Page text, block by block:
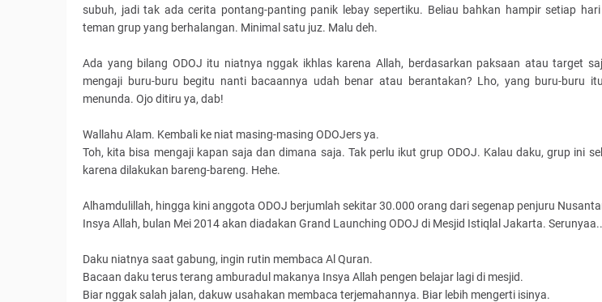
subuh, jadi tak ada cerita pontang-panting panik lebay sepertiku. Beliau bahkan hampir setiap
teman grup yang berhalangan. Minimal satu juz. Malu deh.
Ada yang bilang ODOJ itu niatnya nggak ikhlas karena Allah, berdasarkan paksaan atau target
mengaji buru-buru begitu nanti bacaannya udah benar atau berantakan? Lho, yang buru-buru
menunda. Ojo ditiru ya, dab!
Wallahu Alam. Kembali ke niat masing-masing ODOJers ya.
Toh, kita bisa mengaji kapan saja dan dimana saja. Tak perlu ikut grup ODOJ. Kalau daku, grup ini
karena dilakukan bareng-bareng. Hehe.
Alhamdulillah, hingga kini anggota ODOJ berjumlah sekitar 30.000 orang dari segenap penjuru
Insya Allah, bulan Mei 2014 akan diadakan Grand Launching ODOJ di Mesjid Istiqlal Jakarta.
Daku niatnya saat gabung, ingin rutin membaca Al Quran.
Bacaan daku terus terang amburadul makanya Insya Allah pengen belajar lagi di mesjid.
Biar nggak salah jalan, dakuw usahakan membaca terjemahannya. Biar lebih mengerti isinya.